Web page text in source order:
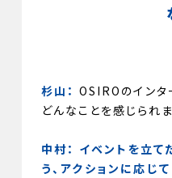
杉山： OSIROのインタ
どんなことを感じられ
中村： イベントを立て
う、アクションに応じ